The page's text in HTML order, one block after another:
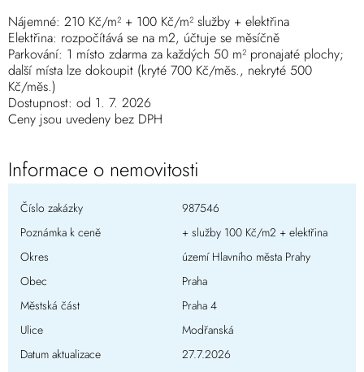
Nájemné: 210 Kč/m² + 100 Kč/m² služby + elektřina
Elektřina: rozpočítává se na m2, účtuje se měsíčně
Parkování: 1 místo zdarma za každých 50 m² pronajaté plochy;
další místa lze dokoupit (kryté 700 Kč/měs., nekryté 500
Kč/měs.)
Dostupnost: od 1. 7. 2026
Ceny jsou uvedeny bez DPH
Informace o nemovitosti
Číslo zakázky
987546
Poznámka k ceně
+ služby 100 Kč/m2 + elektřina
Okres
území Hlavního města Prahy
Obec
Praha
Městská část
Praha 4
Ulice
Modřanská
Datum aktualizace
27.7.2026